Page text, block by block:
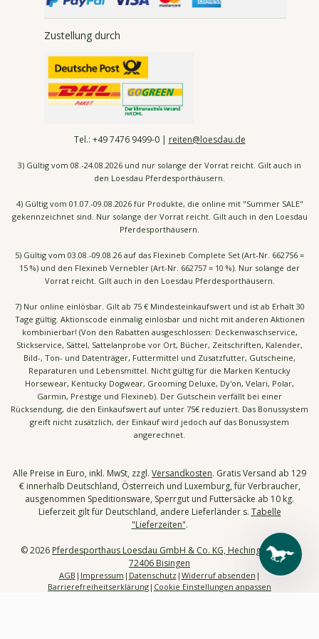
Zustellung durch
Tel.: +49 74769499-0 | reiten@loesdau.de
3) Gültig vom 08.-24.08.2026 und nur solange der Vorrat reicht. Gilt auch in
den Loesdau Pferdesporthäusern.
4) Gültig vom 01.07.-09.08.2026 für Produkte, die online mit "Summer SALE"
gekennzeichnet sind. Nur solange der Vorrat reicht. Gilt auch in den Loesdau
Pferdesporthäusern.
5) Gültig vom 03.08.-09.08.26 auf das Flexineb Complete Set (Art-Nr. 662756 =
15 %) und den Flexineb Vernebler (Art-Nr. 662757 = 10 %). Nur solange der
Vorrat reicht. Gilt auch in den Loesdau Pferdesporthäusern.
7) Nur online einlösbar. Gilt ab 75 € Mindesteinkaufswert und ist ab Erhalt 30
Tage gültig. Aktionscode einmalig einlösbar und nicht mit anderen Aktionen
kombinierbar! (Von den Rabatten ausgeschlossen: Deckenwaschservice,
Stickservice, Sättel, Sattelanprobe vor Ort, Bücher, Zeitschriften, Kalender,
Bild-, Ton- und Datenträger, Futtermittel und Zusatzfutter, Gutscheine,
Reparaturen und Lebensmittel. Nicht gültig für die Marken Kentucky
Horsewear, Kentucky Dogwear, Grooming Deluxe, Dy'on, Velari, Polar,
Garmin, Prestige und Flexineb). Der Gutschein verfällt bei einer
Rücksendung, die den Einkaufswert auf unter 75€ reduziert. Das Bonussystem
greift nicht zusätzlich, der Einkauf wird jedoch auf das Bonussystem
angerechnet.
Alle Preise in Euro, inkl. MwSt, zzgl. Versandkosten. Gratis Versand ab 129
€ innerhalb Deutschland, Österreich und Luxemburg, für Verbraucher,
ausgenommen Speditionsware, Sperrgut und Futtersäcke ab 10 kg.
Lieferzeit gilt für Deutschland, andere Lieferländer s. Tabelle
"Lieferzeiten".
© 2026 Pferdesporthaus Loesdau GmbH & Co. KG, Hechinger Str. 58,
72406 Bisingen
AGB Impressum Datenschutz Widerruf absenden
Barrierefreiheitserklärung Cookie Einstellungen anpassen